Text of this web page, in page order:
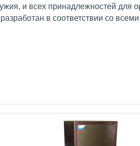
и всех принадлежностей для
в соответствии со